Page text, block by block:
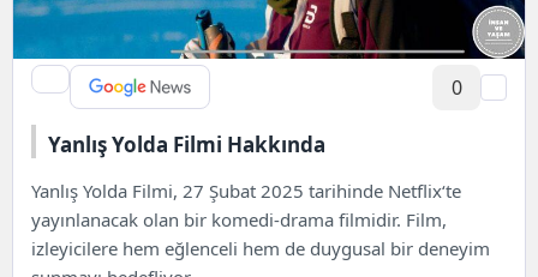
0
Yanlış Yolda Filmi Hakkında
Yanlış Yolda Filmi, 27 Şubat 2025 tarihinde Netflix‘te
yayınlanacak olan bir komedi-drama filmidir. Film,
izleyicilere hem eğlenceli hem de duygusal bir deneyim